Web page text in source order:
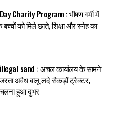
Charity Program : भीषण गर्मी में
को मिले छाते, शिक्षा और स्नेह का
sand : अंचल कार्यालय के सामने
अवैध बालू लदे सैकड़ों ट्रैक्टर,
चलना हुआ दुभर